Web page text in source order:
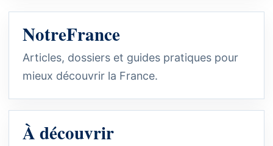
NotreFrance
Articles, dossiers et guides pratiques pour
mieux découvrir la France.
À découvrir